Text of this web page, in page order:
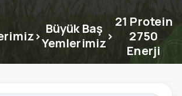
> Büyük Baş
Yemlerimiz>
21 Protein
2750
Enerji